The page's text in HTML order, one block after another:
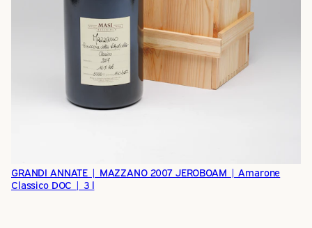
GRANDI ANNATE | MAZZANO 2007 JEROBOAM | Amarone
Classico DOC | 3 l